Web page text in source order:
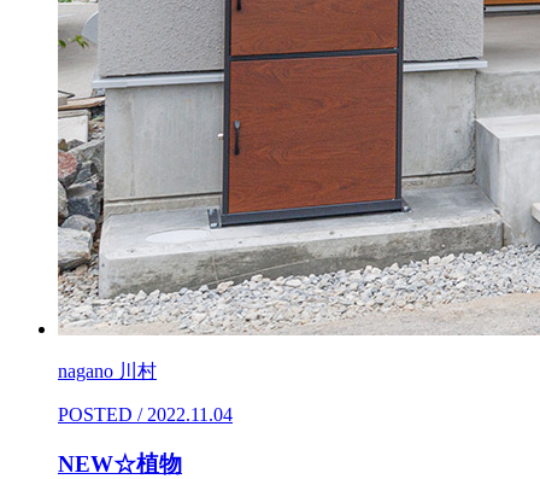
nagano 川村
POSTED / 2022.11.04
NEW☆植物